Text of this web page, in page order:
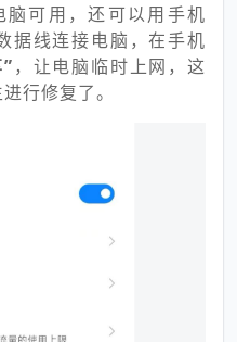
脑可用，还可以用手机
据线连接电脑，在手机
，让电脑临时上网，这
行修复了。